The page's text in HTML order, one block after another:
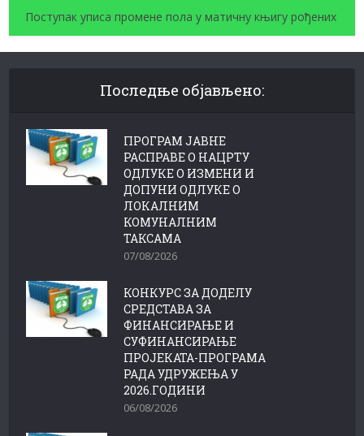
Поступак уписа промене пола у матичну књигу рођених
Последње објављено:
ПРОГРАМ ЈАВНЕ
РАСПРАВЕ О НАЦРТУ
ОДЛУКЕ О ИЗМЕНИ И
ДОПУНИ ОДЛУКЕ О
ЛОКАЛНИМ
КОМУНАЛНИМ
ТАКСАМА
07/08/2026
КОНКУРС ЗА ДОДЕЛУ
СРЕДСТАВА ЗА
ФИНАНСИРАЊЕ И
СУФИНАНСИРАЊЕ
ПРОЈЕКАТА-ПРОГРАМА
РАДА УДРУЖЕЊА У
2026.ГОДИНИ
06/08/2026